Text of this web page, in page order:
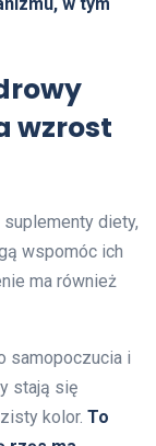
wzrost
diety,
wspomóc ich
ma również
samopoczucia i
stają się
kolor. To